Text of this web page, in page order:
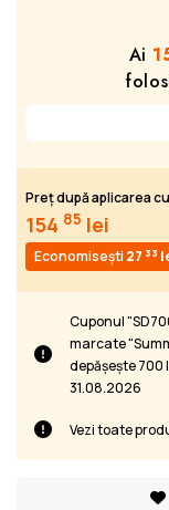
Ai
Preț după aplicarea
154 85 lei
Economisești 27 33
Cuponul
marcate
depășește 700
31.08.2026
Vezi toate